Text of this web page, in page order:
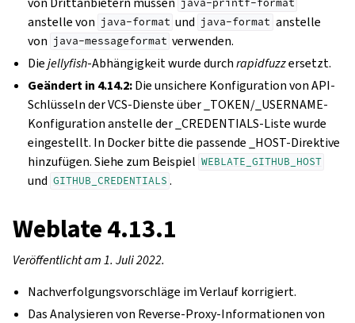
java-printf-format
anstelle von java-format und java-format anstelle
von java-messageformat verwenden.
Diejellyfish-Abhängigkeit wurde durchrapidfuzzersetzt.
Geändert in 4.14.2:Die unsichere Konfiguration von API-
Schlüsseln der VCS-Dienste über _TOKEN/_USERNAME-
Konfiguration anstelle der _CREDENTIALS-Liste wurde
eingestellt. In Docker bitte die passende _HOST-Direktive
hinzufügen. Siehe zum Beispiel WEBLATE_GITHUB_HOST
und GITHUB_CREDENTIALS .
Weblate 4.13.1
Veröffentlicht am 1. Juli 2022.
Nachverfolgungsvorschläge im Verlauf korrigiert.
Das Analysieren von Reverse-Proxy-Informationen von